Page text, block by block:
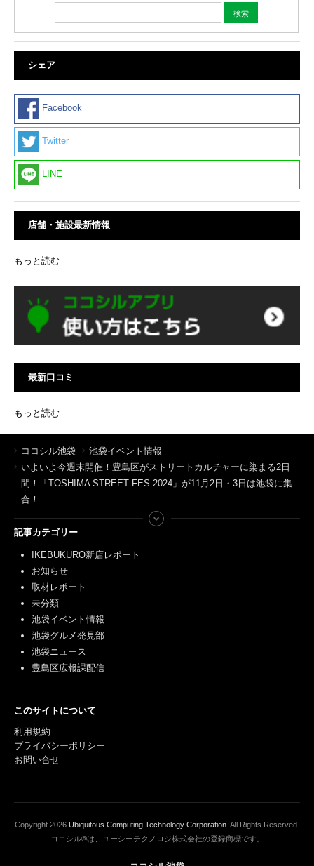
シェア
Facebook
Twitter
LINE
店舗・施設最新情報
もっと読む
最新口コミ
もっと読む
ココシル池袋
池袋イベント情報
いよいよ今週末開催！豊島区がストリートカルチャーに染まる2日
間！「TOSHIMA STREET FES 2024」が11月2日・3日は池袋に集
合！
記事カテゴリー
IKEBUKURO新店レポート
お知らせ
取材レポート
未分類
池袋イベント情報
池袋グルメ発見部
池袋ニュース
豊島区広報課配信
このサイトについて
利用規約
プライバシーポリシー
お問い合せ
Copyright 2026 Ubiquitous Computing Technology Corporation . All Rights Reserved.
ココシル®は、ユーシーテクノロジ株式会社の登録商標です。